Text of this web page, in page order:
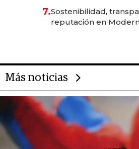
7.Sostenibilidad,
reputación en
Más noticias